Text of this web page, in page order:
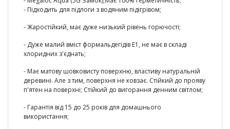
- Підходить для підлоги з водяним підігрівом;
-Жаростійкий, має дуже низький рівень горючості;
- Дуже малий вміст формальдегідів E1 , не має в складі
хлоридних з'єднать;
- Має матову шовковисту поверхню, властиву натуральній
деревині. Але з тим, поверхня не ковзає. Стійкий до прояву
п'ятен на поверхні; Стійкий до вигорання денним світлом;
- Гарантія від 15 до 25 років для домашнього
використання;